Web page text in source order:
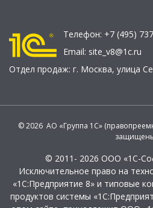
Телефон: +7 (495)
Email: site_v8@1c.ru
Отдел продаж: г. Москва, улица
© 2026 АО «Группа 1С»
© 2011- 2026 ООО «1С-
Исключительное право на
«1С:Предприятие 8» и типовые
продуктов системы